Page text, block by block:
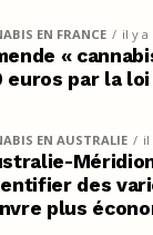
EN FRANCE il y a
«
euros par la loi
EN AUSTRALIE il
des
plus